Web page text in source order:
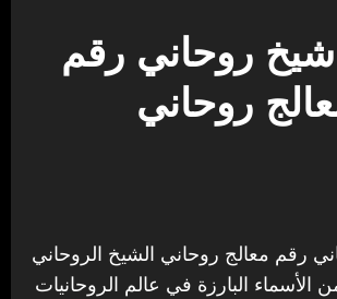
روحاني رقم
روحاني
رقم معالج روحاني الشيخ الروحاني
من الأسماء البارزة في عالم الروحانيات